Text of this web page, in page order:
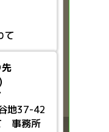
て
地37-42
事務所